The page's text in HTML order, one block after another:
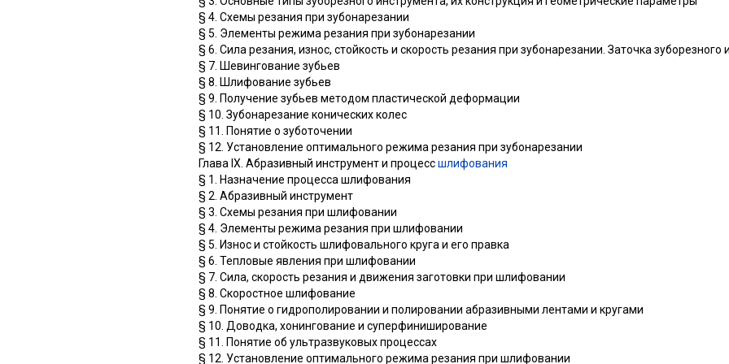
§ 4. Схемы резания при зубонарезании
§ 5. Элементы режима резания при зубонарезании
§ 6. Сила резания, износ, стойкость и скорость резания при зубонарезании. Заточка зуборезного
§ 7. Шевингование зубьев
§ 8. Шлифование зубьев
§ 9. Получение зубьев методом пластической деформации
§ 10. Зубонарезание конических колес
§ 11. Понятие о зуботочении
§ 12. Установление оптимального режима резания при зубонарезании
Глава IX. Абразивный инструмент и процессшлифования
§ 1. Назначение процесса шлифования
§ 2. Абразивный инструмент
§ 3. Схемы резания при шлифовании
§ 4. Элементы режима резания при шлифовании
§ 5. Износ и стойкость шлифовального круга и его правка
§ 6. Тепловые явления при шлифовании
§ 7. Сила, скорость резания и движения заготовки при шлифовании
§ 8. Скоростное шлифование
§ 9. Понятие о гидрополировании и полировании абразивными лентами и кругами
§ 10. Доводка, хонингование и суперфиниширование
§ 11. Понятие об ультразвуковых процессах
§ 12. Установление оптимального режима резания при шлифовании